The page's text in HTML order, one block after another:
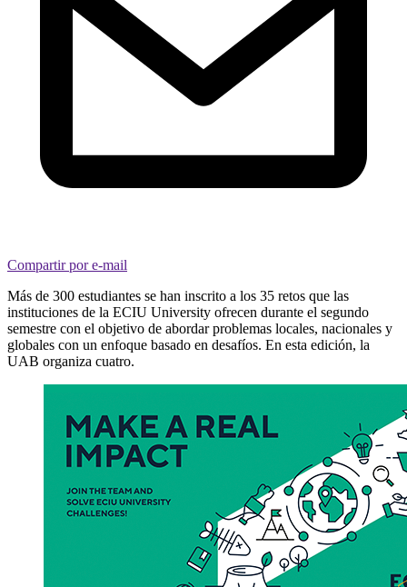
Compartir por e-mail
Más de 300 estudiantes se han inscrito a los 35 retos que las
instituciones de la ECIU University ofrecen durante el segundo
semestre con el objetivo de abordar problemas locales, nacionales y
globales con un enfoque basado en desafíos. En esta edición, la
UAB organiza cuatro.